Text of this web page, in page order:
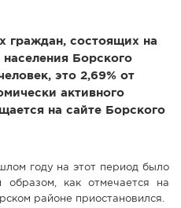
граждан, состоящих на
населения Борского
это 2,69% от
активного
на сайте Борского
году на этот период было
образом, как отмечается на
районе приостановился.